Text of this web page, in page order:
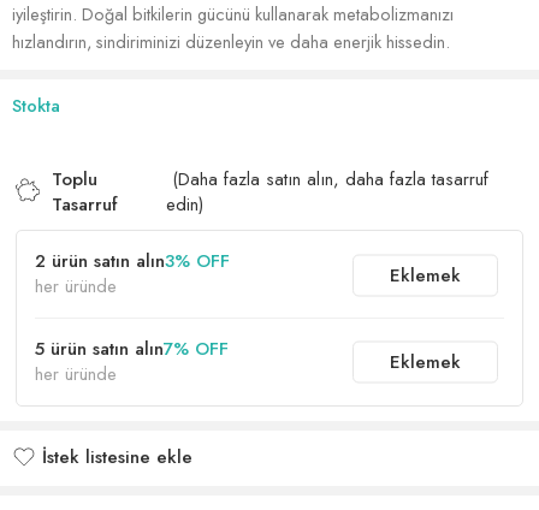
iyileştirin. Doğal bitkilerin gücünü kullanarak metabolizmanızı
hızlandırın, sindiriminizi düzenleyin ve daha enerjik hissedin.
Stokta
Toplu
Tasarruf
(Daha fazla satın alın, daha fazla tasarruf
edin)
2 ürün satın alın3% OFF
her üründe
Eklemek
5 ürün satın alın7% OFF
her üründe
Eklemek
İstek listesine ekle